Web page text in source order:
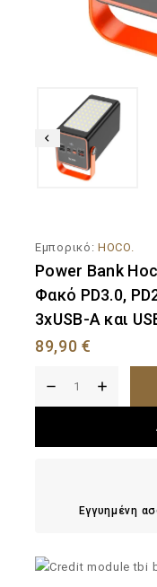
Εμπορικό: HOCO.
Power Bank
Φακό PD3.0,
3xUSB-A και
89,90€
Εγγυημένη